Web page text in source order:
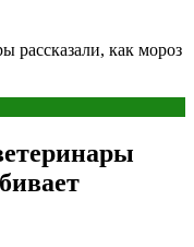
рассказали, как мороз